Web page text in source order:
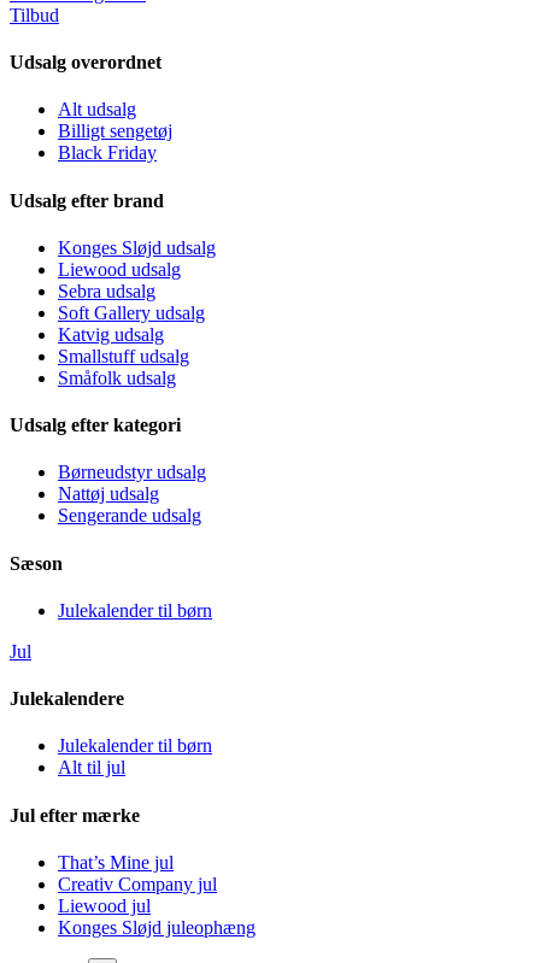
Tilbud
Udsalg overordnet
Alt udsalg
Billigt sengetøj
Black Friday
Udsalg efter brand
Konges Sløjd udsalg
Liewood udsalg
Sebra udsalg
Soft Gallery udsalg
Katvig udsalg
Smallstuff udsalg
Småfolk udsalg
Udsalg efter kategori
Børneudstyr udsalg
Nattøj udsalg
Sengerande udsalg
Sæson
Julekalender til børn
Jul
Julekalendere
Julekalender til børn
Alt til jul
Jul efter mærke
That’s Mine jul
Creativ Company jul
Liewood jul
Konges Sløjd juleophæng